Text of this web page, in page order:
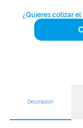
¿Quieres cotizar
Descripción